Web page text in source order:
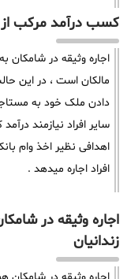
کسب درآمد مرکب از
اجاره وثیقه در
مالکان است ، در این
دادن ملک خود به
سایر افراد نیازمند
اهدافی نظیر اخذ وام
افراد اجاره میدهد .
اجاره وثیقه در
زندانیان